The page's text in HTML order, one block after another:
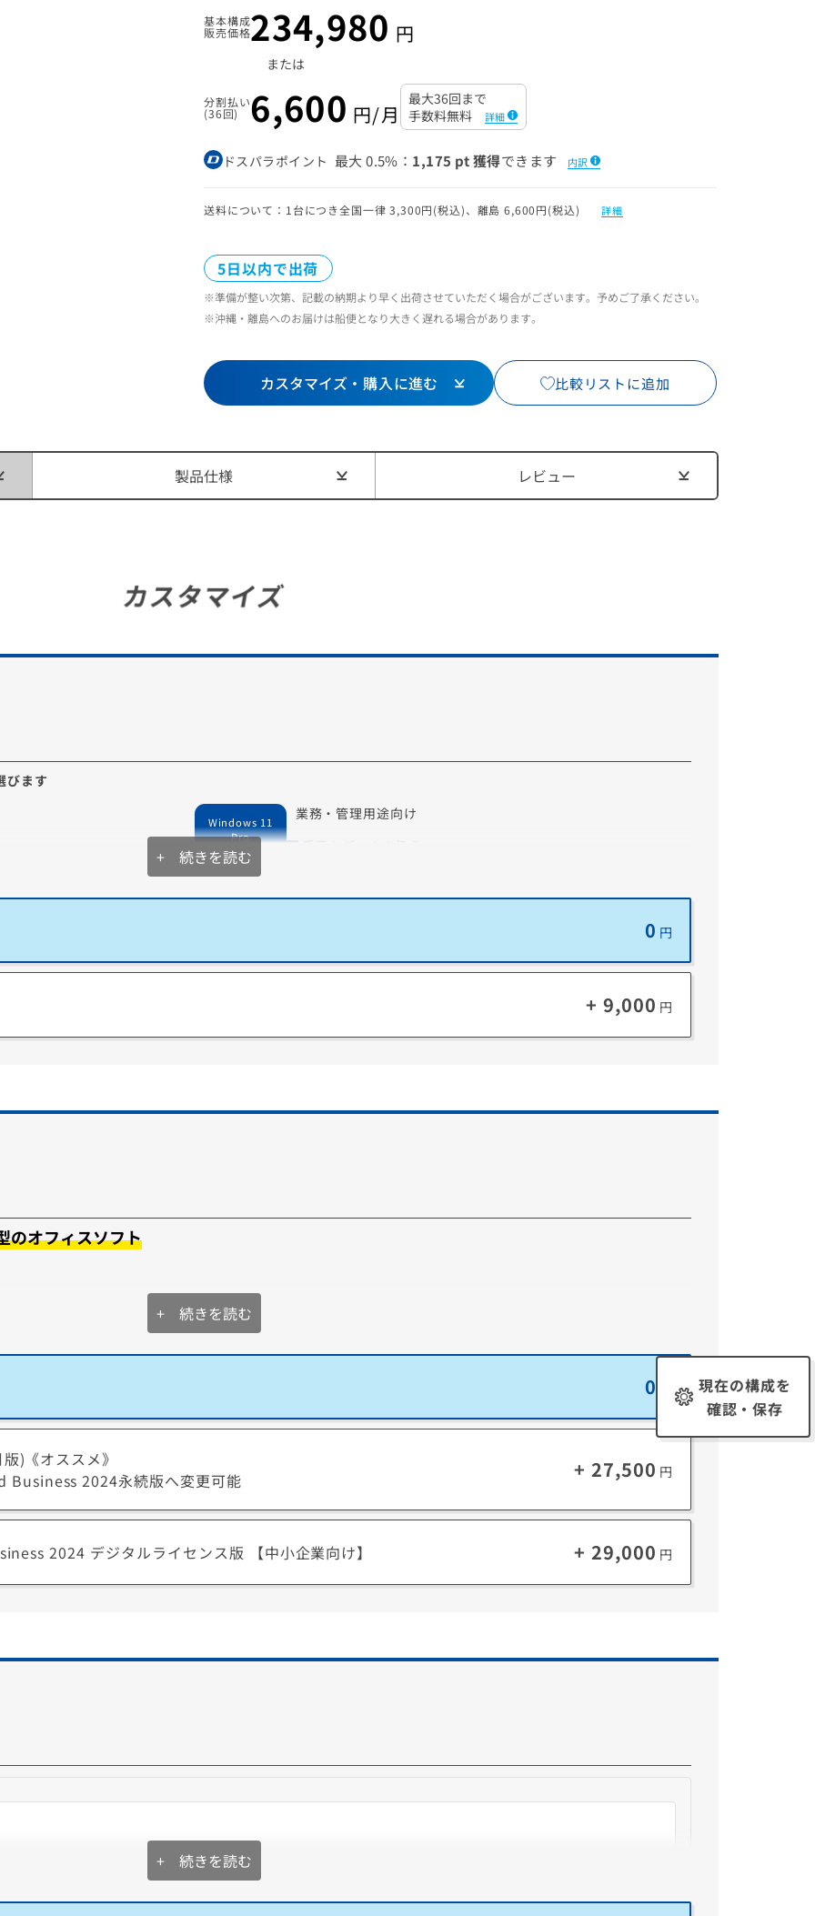
基本構成
販売価格234,980 円
または
分割払い
(36回) 6,600 円/月
最大36回まで
手数料無料
詳細
ドスパラポイント 最大0.5% 1,175 pt 獲得できます 内訳
送料について：1台につき全国一律 3,300円(税込)、離島 6,600円(税込) 詳細
5日以内で出荷
※準備が整い次第、記載の納期より早く出荷させていただく場合がございます。予めご了承ください。
※沖縄・離島へのお届けは船便となり大きく遅れる場合があります。
カスタマイズ・購入に進む 比較リストに追加
製品仕様 レビュー
カスタマイズ
びます
Windows 11
Pro
業務・管理用途向け
+ 続きを読む
0 円
+ 9,000 円
のオフィスソフト
Word Excel PowerPoint Outlook OneNote OneDrive Defender Designer Clipchamp
。
Microsoft 365とOfficeについて詳しくはこちら
るサブスク型、AI機能「Copilot」と1TBのクラウドストレージも利用可能。
など最大5台のデバイスで同時に利用できます。
た定番バージョンで作業する利用方法におすすめです。
用することができます。(Microsoft Office 2024のサポートは2029年10月9日時点で終了予定です。)
でも利用可能です。
+ 続きを読む
0
)《オススメ》
2024永続版へ変更可能
+ 27,500 円
2024 デジタルライセンス版 【中小企業向け】 + 29,000 円
が無い状態でもOK。
+ 続きを読む
カスタマイズをされたお客様にご案内です
、他人事だと思っていませんか？
データ復旧サービスに加入する 閉じる
現在の構成を
確認・保存